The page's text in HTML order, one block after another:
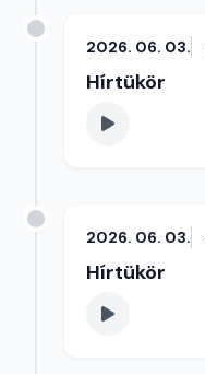
2026. 06. 03.
Hírtükör
2026. 06. 03.
Hírtükör